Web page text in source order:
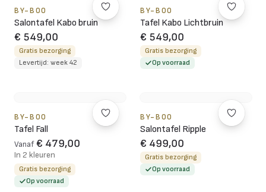
BY-BOO
Salontafel Kabo bruin
€ 549,00
Gratis bezorging
Levertijd: week 42
BY-BOO
Tafel Kabo Lichtbruin
€ 549,00
Gratis bezorging
Op voorraad
BY-BOO
Tafel Fall
Vanaf € 479,00
In 2 kleuren
Gratis bezorging
Op voorraad
BY-BOO
Salontafel Ripple
€ 499,00
Gratis bezorging
Op voorraad